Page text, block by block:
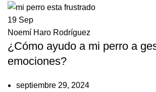
19 Sep
Noemí Haro Rodríguez
¿Cómo ayudo a mi perro a
emociones?
septiembre 29, 2024